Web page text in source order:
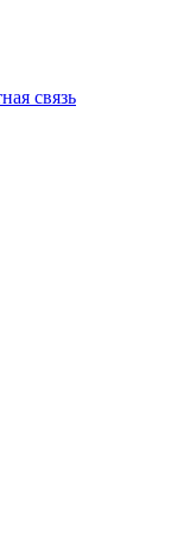
связь